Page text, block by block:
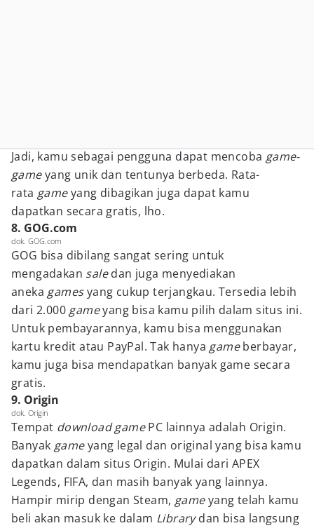
Jadi, kamu sebagai pengguna dapat mencoba game-
gameyang unik dan tentunya berbeda. Rata-
rata gameyang dibagikan juga dapat kamu
dapatkan secara gratis, lho.
8. GOG.com
dok. GOG.com
GOG bisa dibilang sangat sering untuk
mengadakan saledan juga menyediakan
aneka gamesyang cukup terjangkau. Tersedia lebih
dari 2.000 gameyang bisa kamu pilih dalam situs ini.
Untuk pembayarannya, kamu bisa menggunakan
kartu kredit atau PayPal. Tak hanya gameberbayar,
kamu juga bisa mendapatkan banyak game secara
gratis.
9. Origin
dok. Origin
Tempat download gamePC lainnya adalah Origin.
Banyak gameyang legal dan original yang bisa kamu
dapatkan dalam situs Origin. Mulai dari APEX
Legends, FIFA, dan masih banyak yang lainnya.
Hampir mirip dengan Steam, gameyang telah kamu
beli akan masuk ke dalam Librarydan bisa langsung